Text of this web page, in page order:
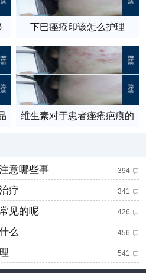
下巴痤疮印该怎么护理
维生素对于患者痤疮疤痕的
意哪些事 394
疗 341
见的呢 426
么 456
541